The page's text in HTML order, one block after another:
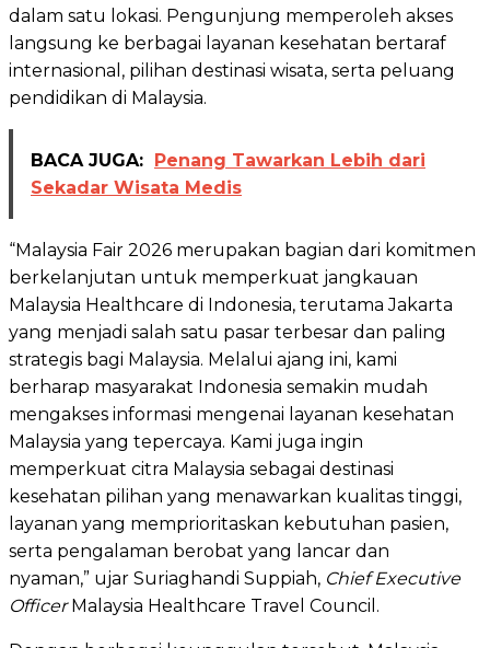
dalam satu lokasi. Pengunjung memperoleh akses
langsung ke berbagai layanan kesehatan bertaraf
internasional, pilihan destinasi wisata, serta peluang
pendidikan di Malaysia.
BACA JUGA: Penang Tawarkan Lebih dari
Sekadar Wisata Medis
“Malaysia Fair 2026 merupakan bagian dari komitmen
berkelanjutan untuk memperkuat jangkauan
Malaysia Healthcare di Indonesia, terutama Jakarta
yang menjadi salah satu pasar terbesar dan paling
strategis bagi Malaysia. Melalui ajang ini, kami
berharap masyarakat Indonesia semakin mudah
mengakses informasi mengenai layanan kesehatan
Malaysia yang tepercaya. Kami juga ingin
memperkuat citra Malaysia sebagai destinasi
kesehatan pilihan yang menawarkan kualitas tinggi,
layanan yang memprioritaskan kebutuhan pasien,
serta pengalaman berobat yang lancar dan
nyaman,” ujar Suriaghandi Suppiah, Chief Executive
OfficerMalaysia Healthcare Travel Council.